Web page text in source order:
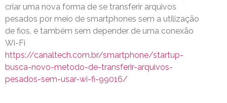
criar uma nova forma de se transferir arquivos
pesados por meio de smartphones sem a utilização
de fios, e também sem depender de uma conexão
Wi-Fi
https://canaltech.com.br/smartphone/startup-
busca-novo-metodo-de-transferir-arquivos-
pesados-sem-usar-wi-fi-99016/